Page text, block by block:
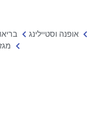
אופנה וסטיילינג בריאות
מגזין